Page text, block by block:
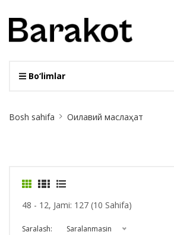
Bo‘limlar
Breadcrumb
Bosh sahifa Оилавий маслаҳат
48 - 12, Jami: 127 (10 Sahifa)
Saralash: Saralanmasin